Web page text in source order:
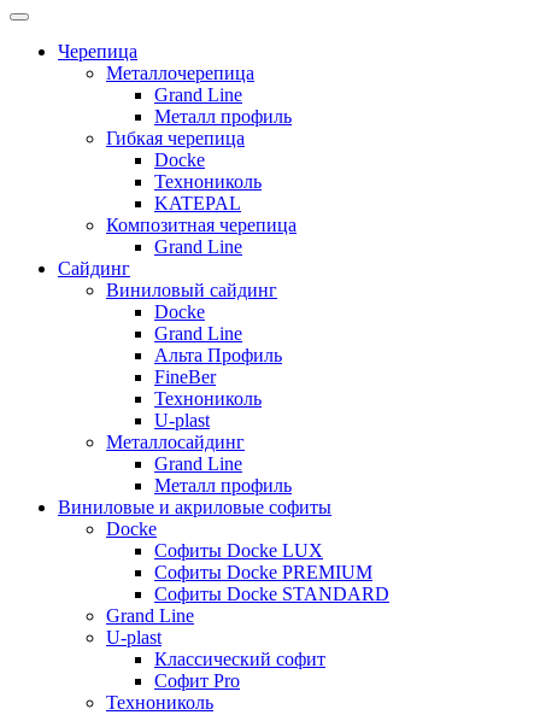
Черепица
Металлочерепица
Grand Line
Металл профиль
Гибкая черепица
Docke
Технониколь
KATEPAL
Композитная черепица
Grand Line
Сайдинг
Виниловый сайдинг
Docke
Grand Line
Альта Профиль
FineBer
Технониколь
U-plast
Металлосайдинг
Grand Line
Металл профиль
Виниловые и акриловые софиты
Docke
Софиты Docke LUX
Софиты Docke PREMIUM
Софиты Docke STANDARD
Grand Line
U-plast
Классический софит
Софит Pro
Технониколь